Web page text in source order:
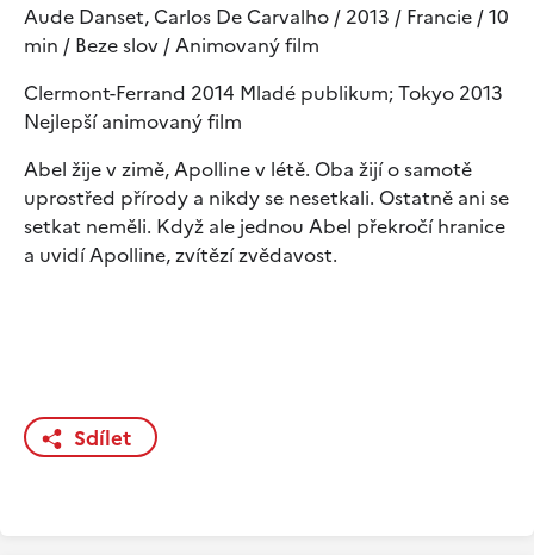
Aude Danset, Carlos De Carvalho / 2013 / Francie / 10
min / Beze slov / Animovaný film
Clermont-Ferrand 2014 Mladé publikum; Tokyo 2013
Nejlepší animovaný film
Abel žije v zimě, Apolline v létě. Oba žijí o samotě
uprostřed přírody a nikdy se nesetkali. Ostatně ani se
setkat neměli. Když ale jednou Abel překročí hranice
a uvidí Apolline, zvítězí zvědavost.
Sdílet